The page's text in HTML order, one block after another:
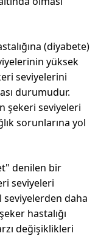
(diyabete)
yüksek
seviyelerini
durumudur.
şekeri seviyeleri
sorunlarına yol
denilen bir
seviyeleri
daha
hastalığı
değişiklikleri